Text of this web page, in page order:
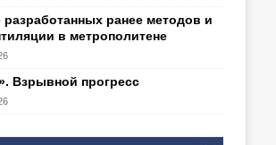
ранее методов и
в метрополитене
Взрывной прогресс